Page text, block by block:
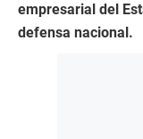
empresarial del
defensa nacional.